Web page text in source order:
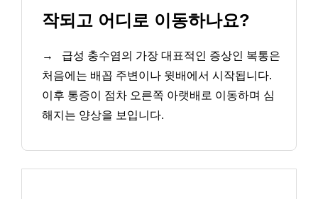
작되고 어디로 이동하나요?
→
급성 충수염의 가장 대표적인 증상인 복통은
처음에는 배꼽 주변이나 윗배에서 시작됩니다.
이후 통증이 점차 오른쪽 아랫배로 이동하며 심
해지는 양상을 보입니다.